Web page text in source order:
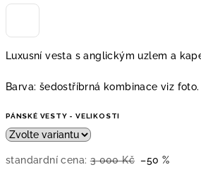
Luxusní vesta s anglickým uzlem a
Barva: šedostříbrná kombinace viz foto.
PÁNSKÉ VESTY - VELIKOSTI
standardní cena: 3 000 Kč –50 %